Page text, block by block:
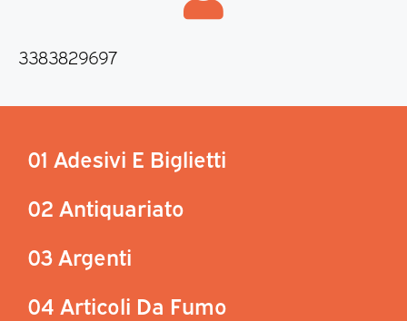
3383829697
01 Adesivi E Biglietti
02 Antiquariato
03 Argenti
04 Articoli Da Fumo